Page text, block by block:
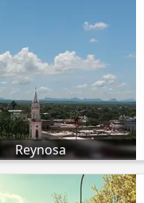
Reynosa